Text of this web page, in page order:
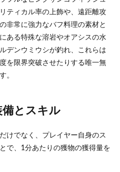
ティカル率の上飾や、遠距離攻
非常に強力なバフ料理の素材と
ある特殊な溶岩やオアシスの水
デンウミウシが釣れ、これらは
を限界突破させたりする唯一無
。
とスキル
けでなく、プレイヤー自身のス
で、1分あたりの獲物の獲得量を